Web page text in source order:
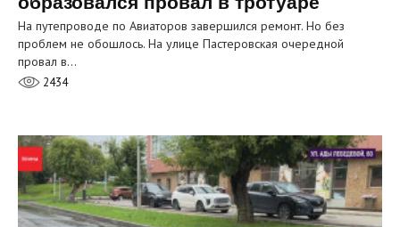
На путепроводе по Авиаторов завершился ремонт. Но без
проблем не обошлось. На улице Пастеровская очередной
провал в…
2434